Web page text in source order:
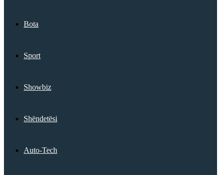
Bota
Sport
Showbiz
Shëndetësi
Auto-Tech